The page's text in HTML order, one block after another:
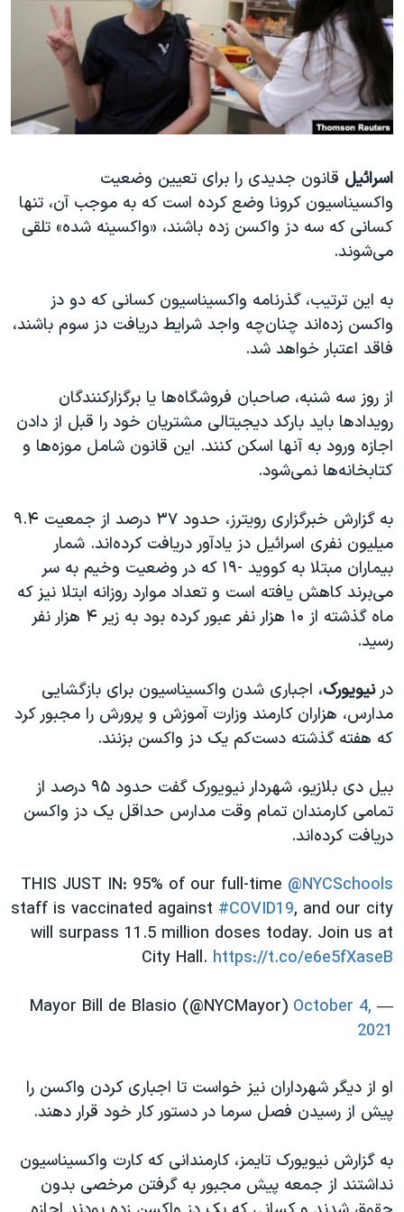
فرهنگ و زندگی
حقوق شهروندی
اقتصادی
علم و فناوری
گالری عکس
آرشیو پخش زنده
مستندها
انتخابات ریاست جمهوری آمریکا ۲۰۲۴
حمله جمهوری اسلامی به اسرائیل
رمز مهسا
اعتراضات زن، زندگی، آزادی
مجموعه مستندهای دادخواهی
تریبونال مردمی آبان ۹۸
چهل سال گروگان‌گیری
قانون شفافیت دارائی کادر رهبری ایران
اسرائیل در جنگ
نرگس محمدی برنده جایزه نوبل صلح
همایش محافظه‌کاران آمریکا «سی‌پک»
سفر پرزیدنت ترامپ به چین
دنبال کنید
زبانهای مختلف
اسرائیل قانون جدیدی را برای تعیین وضعیت
واکسیناسیون کرونا وضع کرده است که به موجب آن، تنها
کسانی که سه دز واکسن زده باشند، «واکسینه شده» تلقی
می‌شوند.
به این ترتیب، گذرنامه واکسیناسیون کسانی که دو دز
واکسن زده‌اند چنان‌چه واجد شرایط دریافت دز سوم باشند،
فاقد اعتبار خواهد شد.
از روز سه شنبه، صاحبان فروشگاه‌ها یا برگزارکنندگان
رویدادها باید بارکد دیجیتالی مشتریان خود را قبل از دادن
اجازه ورود به آنها اسکن کنند. این قانون شامل موزه‌ها و
کتابخانه‌ها نمی‌شود.
به گزارش خبرگزاری رویترز، حدود ۳۷ درصد از جمعیت ۹.۴
میلیون نفری اسرائیل دز یادآور دریافت کرده‌اند. شمار
بیماران مبتلا به کووید -۱۹ که در وضعیت وخیم به سر
می‌برند کاهش یافته است و تعداد موارد روزانه ابتلا نیز که
ماه گذشته از ۱۰ هزار نفر عبور کرده بود به زیر ۴ هزار نفر
رسید.
درنیویورک، اجباری شدن واکسیناسیون برای بازگشایی
مدارس، هزاران کارمند وزارت آموزش و پرورش را مجبور کرد
که هفته گذشته دست‌کم یک دز واکسن بزنند.
بیل دی بلازیو، شهردار نیویورک گفت حدود ۹۵ درصد از
تمامی کارمندان تمام وقت مدارس حداقل یک دز واکسن
دریافت کرده‌اند.
THIS JUST IN: 95% of our full-time @NYCSchools
staff is vaccinated against #COVID19, and our city
will surpass 11.5 million doses today. Join us at
City Hall. https://t.co/e6e5fXaseB
— Mayor Bill de Blasio (@NYCMayor)
October 4,
2021
او از دیگر شهرداران نیز خواست تا اجباری کردن واکسن را
پیش از رسیدن فصل سرما در دستور کار خود قرار دهند.
به گزارش نیویورک تایمز، کارمندانی که کارت واکسیناسیون
نداشتند از جمعه پیش مجبور به گرفتن مرخصی بدون